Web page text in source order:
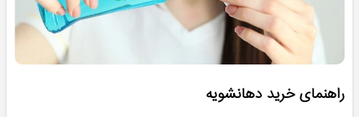
راهنمای خرید دهانشویه